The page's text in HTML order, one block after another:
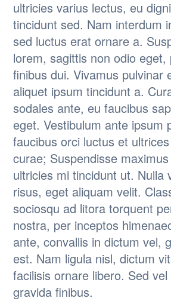
ultricies varius lectus, eu
tincidunt sed. Nam interdum
sed luctus erat ornare a.
lorem, sagittis non odio eget,
finibus dui. Vivamus pulvinar
aliquet ipsum tincidunt a.
sodales ante, eu faucibus
eget. Vestibulum ante ipsum
faucibus orci luctus et
curae; Suspendisse
ultricies mi tincidunt ut. Nulla
risus, eget aliquam velit.
sociosqu ad litora torquent
nostra, per inceptos
ante, convallis in dictum vel,
est. Nam ligula nisl, dictum
facilisis ornare libero. Sed
gravida finibus.